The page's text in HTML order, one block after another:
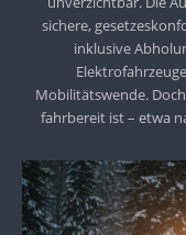
sichere,
inklusive
Mobilitätswende.
fahrbereit ist – etwa